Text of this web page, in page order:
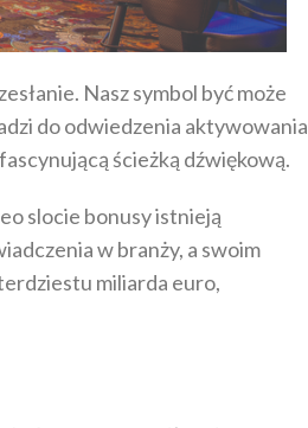
Nasz symbol być może
do odwiedzenia aktywowania
ścieżką dźwiękową.
slocie bonusy istnieją
w branży, a swoim
miliarda euro,